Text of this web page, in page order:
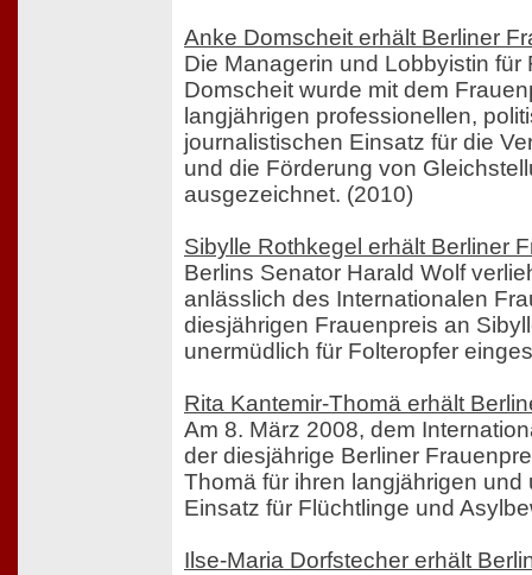
Anke Domscheit erhält Berliner
Die Managerin und Lobbyistin für
Domscheit wurde mit dem
langjährigen professionellen,
journalistischen Einsatz für die
und die Förderung von
ausgezeichnet. (2010)
Sibylle Rothkegel erhält Berliner
Berlins Senator Harald Wolf
anlässlich des Internationalen
diesjährigen Frauenpreis an
unermüdlich für Folteropfer
Rita Kantemir-Thomä erhält
Am 8. März 2008, dem
der diesjährige Berliner
Thomä für ihren langjährigen und
Einsatz für Flüchtlinge und
Ilse-Maria Dorfstecher erhält